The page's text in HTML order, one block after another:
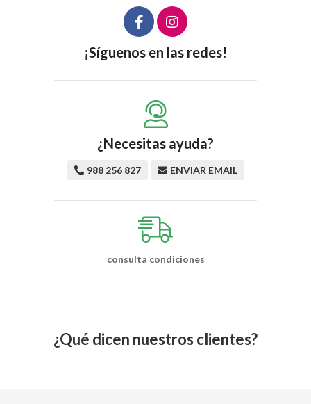
¡Síguenos en las redes!
¿Necesitas ayuda?
988 256 827 ENVIAR EMAIL
consulta condiciones
¿Qué dicen nuestros clientes?